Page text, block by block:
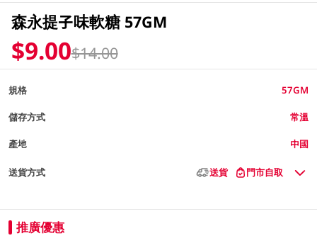
森永提子味軟糖 57GM
$9.00$14.00
規格 57GM
儲存方式 常溫
產地 中國
送貨方式 送貨 門市自取
推廣優惠